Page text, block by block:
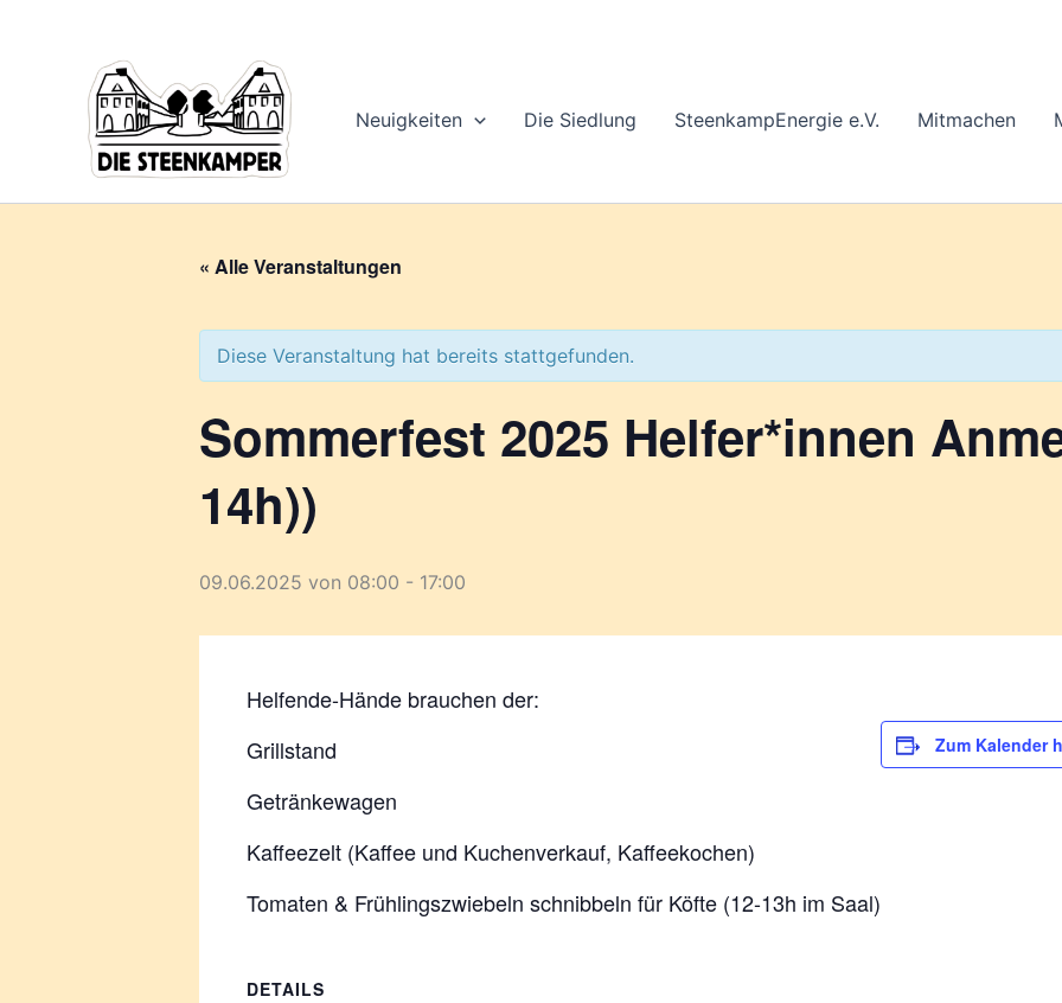
Neuigkeiten Die Siedlung SteenkampEnergie e.V. Mitmachen
« Alle Veranstaltungen
Diese Veranstaltung hat bereits stattgefunden.
Sommerfest 2025 Helfer*innen
14h))
09.06.2025 von 08:00 - 17:00
Helfende-Hände brauchen der:
Grillstand
Getränkewagen
Kaffeezelt (Kaffee und Kuchenverkauf, Kaffeekochen)
Tomaten & Frühlingszwiebeln schnibbeln für Köfte (12-13h im Saal)
Zum Kalender
DETAILS
ein ...